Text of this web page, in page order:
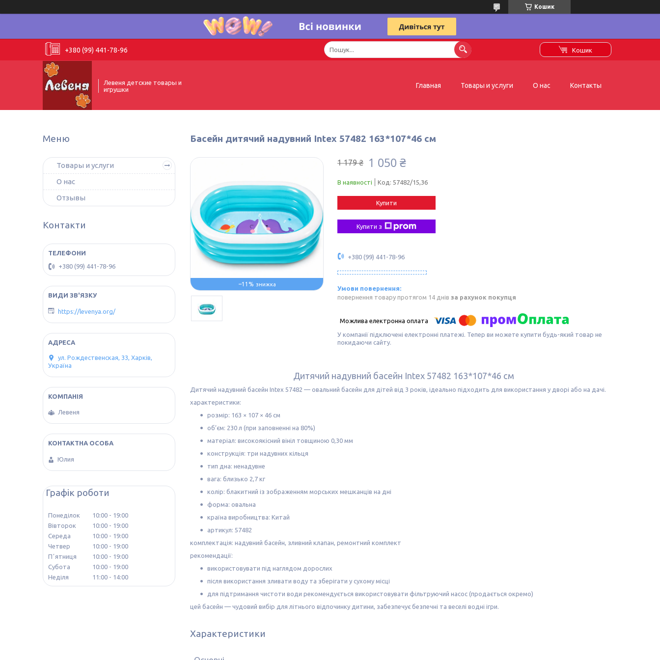
Кошик
+380 (99) 441-78-96 Кошик
Левеня детские товары и
игрушки
Главная Товары и услуги О нас Контакты
Басейн дитячий надувний Intex 57482 163*107*46 см
–11%
1 179 ₴ 1 050 ₴
В наявності Код: 57482/15,36
Купити
Купити з
+380 (99) 441-78-96
повернення товару протягом 14 днів за рахунок покупця
У компанії підключені електронні платежі. Тепер ви можете купити будь-який товар не
покидаючи сайту.
Дитячий надувний басейн Intex 57482 163*107*46 см
Дитячий надувний басейн Intex 57482 — овальний басейн для дітей від 3 років, ідеально підходить для використання у дворі або на дачі.
характеристики:
розмір: 163 × 107 × 46 см
об’єм: 230 л (при заповненні на 80%)
матеріал: високоякісний вініл товщиною 0,30 мм
конструкція: три надувних кільця
тип дна: ненадувне
вага: близько 2,7 кг
колір: блакитний із зображенням морських мешканців на дні
форма: овальна
країна виробництва: Китай
артикул: 57482
комплектація: надувний басейн, зливний клапан, ремонтний комплект
рекомендації:
використовувати під наглядом дорослих
після використання зливати воду та зберігати у сухому місці
для підтримання чистоти води рекомендується використовувати фільтруючий насос (продається окремо)
цей басейн — чудовий вибір для літнього відпочинку дитини, забезпечує безпечні та веселі водні ігри.
Характеристики
Товары и услуги
О нас
Отзывы
Контакти
+380 (99) 441-78-96
https://levenya.org/
ул. Рождественская, 33, Харків,
Україна
Левеня
Юлия
Графік роботи
Понеділок 10:00
19:00
Вівторок
10:00
19:00
Середа
10:00
19:00
Четвер
10:00
19:00
Пʼятниця
10:00
19:00
Субота
10:00
19:00
Неділя
11:00 14:00